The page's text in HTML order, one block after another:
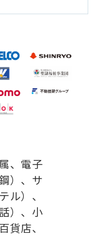
、電子
）、サ
ル）、
）、小
貨店、